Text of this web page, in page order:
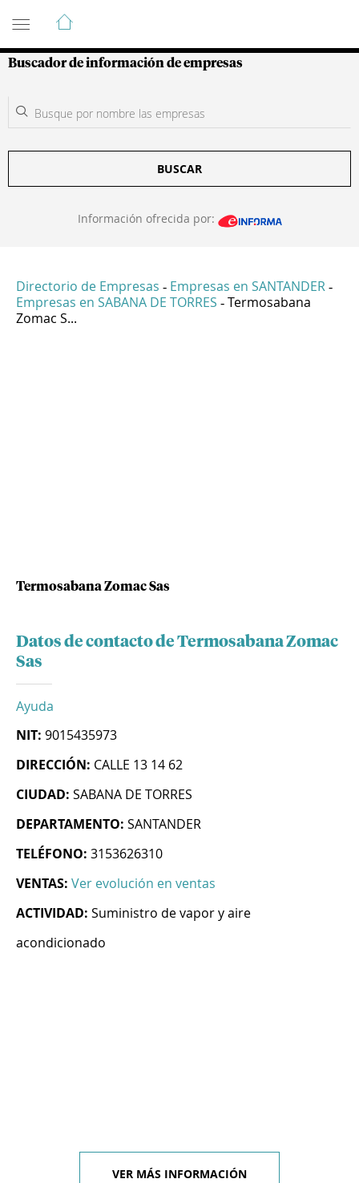
Guía de Empresas Colombianas
Buscador de información de empresas
BUSCAR
Información ofrecida por:
Directorio de Empresas - Empresas en SANTANDER -
Empresas en SABANA DE TORRES - Termosabana
Zomac S...
Termosabana Zomac Sas
Datos de contacto de Termosabana Zomac
Sas
Ayuda
NIT: 9015435973
DIRECCIÓN: CALLE 13 14 62
CIUDAD: SABANA DE TORRES
DEPARTAMENTO: SANTANDER
TELÉFONO: 3153626310
VENTAS: Ver evolución en ventas
ACTIVIDAD: Suministro de vapor y aire
acondicionado
VER MÁS INFORMACIÓN